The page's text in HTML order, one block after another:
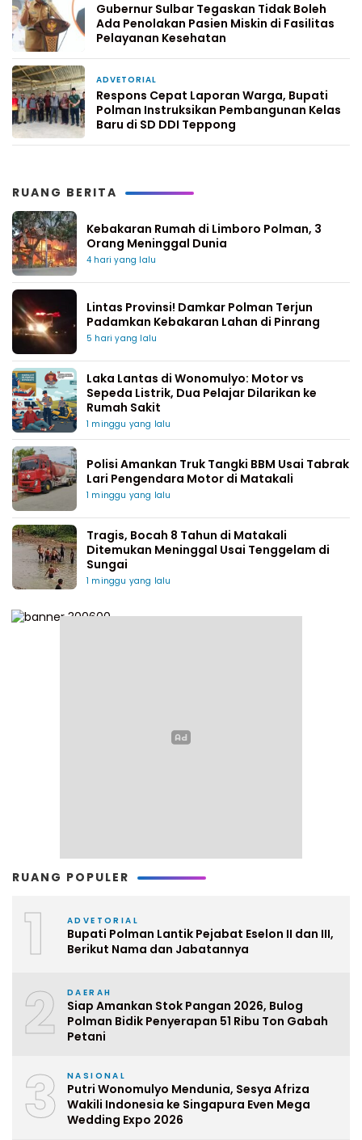
Gubernur Sulbar Tegaskan Tidak Boleh
Ada Penolakan Pasien Miskin di Fasilitas
Pelayanan Kesehatan
ADVETORIAL
Respons Cepat Laporan Warga, Bupati
Polman Instruksikan Pembangunan Kelas
Baru di SD DDI Teppong
RUANG BERITA
Kebakaran Rumah di Limboro Polman, 3
Orang Meninggal Dunia
4 hari yang lalu
Lintas Provinsi! Damkar Polman Terjun
Padamkan Kebakaran Lahan di Pinrang
5 hari yang lalu
Laka Lantas di Wonomulyo: Motor vs
Sepeda Listrik, Dua Pelajar Dilarikan ke
Rumah Sakit
1 minggu yang lalu
Polisi Amankan Truk Tangki BBM Usai Tabrak
Lari Pengendara Motor di Matakali
1 minggu yang lalu
Tragis, Bocah 8 Tahun di Matakali
Ditemukan Meninggal Usai Tenggelam di
Sungai
1 minggu yang lalu
RUANG POPULER
1 ADVETORIAL
Bupati Polman Lantik Pejabat Eselon II dan III,
Berikut Nama dan Jabatannya
2 DAERAH
Siap Amankan Stok Pangan 2026, Bulog
Polman Bidik Penyerapan 51 Ribu Ton Gabah
Petani
3 NASIONAL
Putri Wonomulyo Mendunia, Sesya Afriza
Wakili Indonesia ke Singapura Even Mega
Wedding Expo 2026